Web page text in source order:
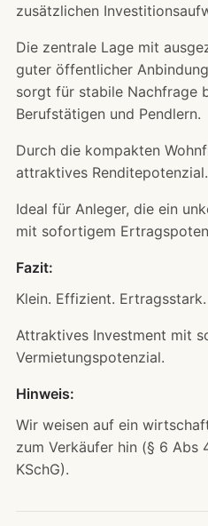
zusätzlichen
Die zentrale Lage mit
guter öffentlicher
sorgt für stabile Nachfrage
Berufstätigen und Pendlern.
Durch die kompakten
attraktives Renditepotenzial.
Ideal für Anleger, die ein
mit sofortigem
Fazit:
Klein. Effizient. Ertragsstark.
Attraktives Investment mit
Vermietungspotenzial.
Hinweis:
Wir weisen auf ein
zum Verkäufer hin (§ 6 Abs
KSchG).